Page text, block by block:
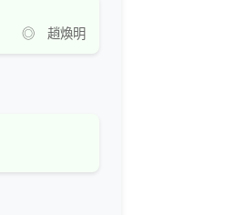
◎ 趙煥明